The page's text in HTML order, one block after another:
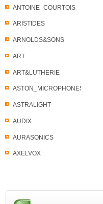
ANTOINE_COURTOIS
ARISTIDES
ARNOLDS&SONS
ART
ART&LUTHERIE
ASTON_MICROPHONES
ASTRALIGHT
AUDIX
AURASONICS
AXELVOX